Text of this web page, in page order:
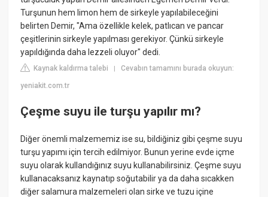
Turşunun hem limon hem de sirkeyle yapılabileceğini
belirten Demir, "Ama özellikle kelek, patlıcan ve pancar
çeşitlerinin sirkeyle yapılması gerekiyor. Çünkü sirkeyle
yapıldığında daha lezzeli oluyor" dedi.
Kaynak kaldırma talebi |Cevabın tamamını burada okuyun:
yeniakit.com.tr
Çeşme suyu ile turşu yapılır mı?
Diğer önemli malzememiz ise su, bildiğiniz gibi çeşme suyu
turşu yapımı için tercih edilmiyor. Bunun yerine evde içme
suyu olarak kullandığınız suyu kullanabilirsiniz. Çeşme suyu
kullanacaksanız kaynatıp soğutabilir ya da daha sıcakken
diğer salamura malzemeleri olan sirke ve tuzu içine